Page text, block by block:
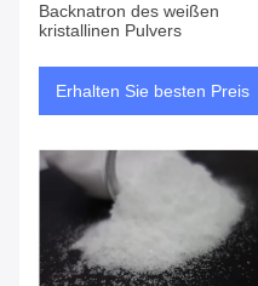
Backnatron des weißen
kristallinen Pulvers
Erhalten Sie besten Preis